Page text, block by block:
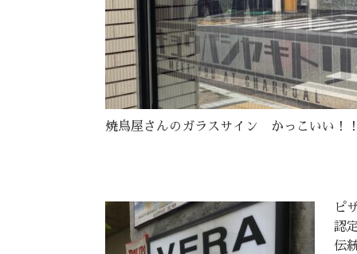
焼鳥屋さんのガラスサイン かっこいい！
ピ
認
伝